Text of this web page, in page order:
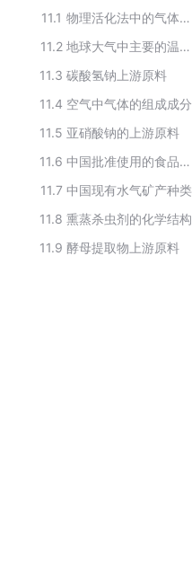
11.1
物理活化法中的气体活化介质
11.2
地球大气中主要的温室气体
11.3 碳酸氢钠上游原料
11.4 空气中气体的组成成分
11.5 亚硝酸钠的上游原料
11.6
中国批准使用的食品用防腐剂
11.7 中国现有水气矿产种类
11.8 熏蒸杀虫剂的化学结构
11.9 酵母提取物上游原料